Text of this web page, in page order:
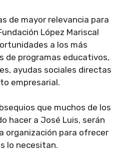
de mayor relevancia para
López Mariscal
a los más
de programas educativos,
ayudas sociales directas
empresarial.
que muchos de los
hacer a José Luis, serán
organización para ofrecer
lo necesitan.